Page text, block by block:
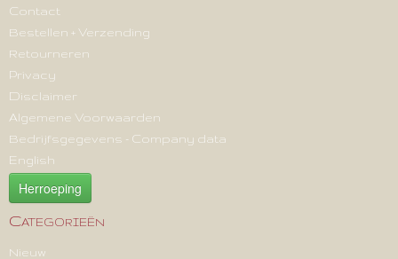
Contact
Bestellen + Verzending
Retourneren
Privacy
Disclaimer
Algemene Voorwaarden
Bedrijfsgegevens - Company data
English
Herroeping
Categorieën
Nieuw